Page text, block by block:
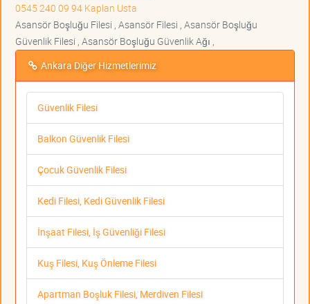
0545 240 09 94 Kaplan Usta
Asansör Boşluğu Filesi , Asansör Filesi , Asansör Boşluğu
Güvenlik Filesi , Asansör Boşluğu Güvenlik Ağı ,
Ankara Diğer Hizmetlerimiz
Güvenlik Filesi
Balkon Güvenlik Filesi
Çocuk Güvenlik Filesi
Kedi Filesi, Kedi Güvenlik Filesi
İnşaat Filesi, İş Güvenliği Filesi
Kuş Filesi, Kuş Önleme Filesi
Apartman Boşluk Filesi, Merdiven Filesi